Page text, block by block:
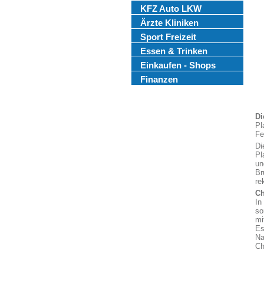
KFZ Auto LKW
Ärzte Kliniken
Sport Freizeit
Essen & Trinken
Einkaufen - Shops
Finanzen